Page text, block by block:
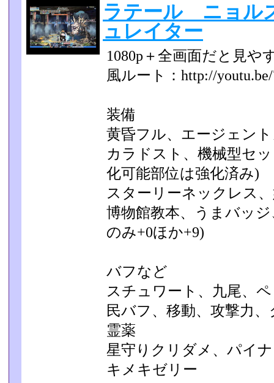
ラテール ニョル
ュレイター
1080p＋全画面だと見や
風ルート：http://youtu.be/
装備
黄昏フル、エージェン
カラドスト、機械型セ
化可能部位は強化済み)
スターリーネックレス
博物館教本、うまバッ
のみ+0ほか+9)
バフなど
スチュワート、九尾、
民バフ、移動、攻撃力
霊薬
星守りクリダメ、パイ
キメキゼリー